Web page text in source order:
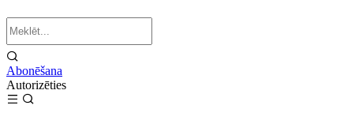
Abonēšana
Autorizēties